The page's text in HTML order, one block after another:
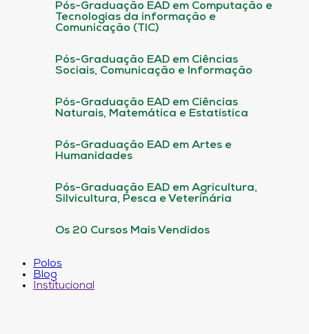
Pós-Graduação EAD em Computação e
Tecnologias da informação e
Comunicação (TIC)
Pós-Graduação EAD em Ciências
Sociais, Comunicação e Informação
Pós-Graduação EAD em Ciências
Naturais, Matemática e Estatística
Pós-Graduação EAD em Artes e
Humanidades
Pós-Graduação EAD em Agricultura,
Silvicultura, Pesca e Veterinária
Os 20 Cursos Mais Vendidos
Polos
Blog
Institucional